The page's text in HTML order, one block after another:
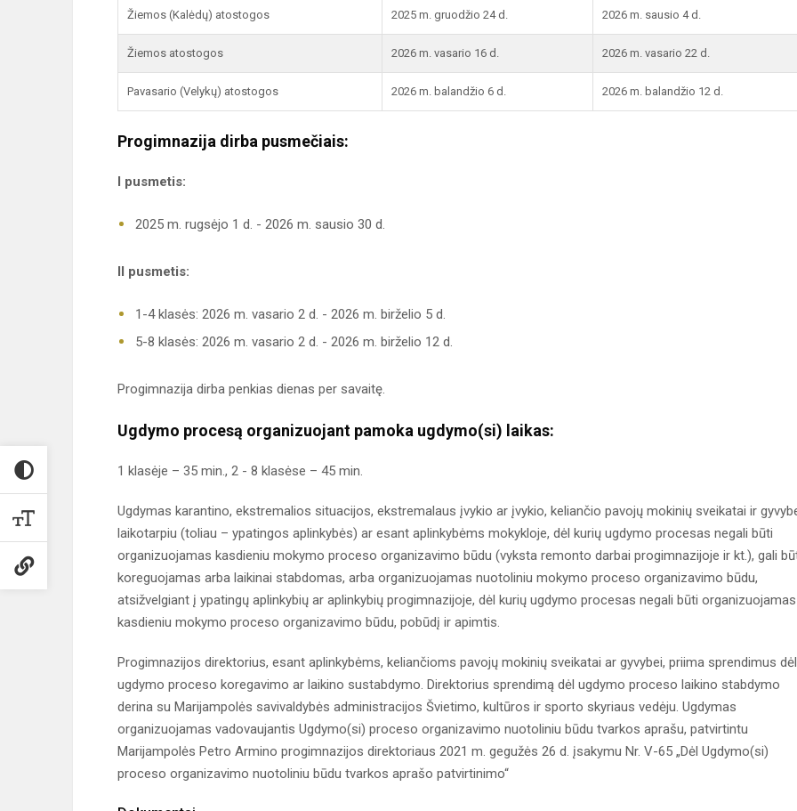
Žiemos (Kalėdų) atostogos 2025 m. gruodžio 24 d. 2026 m. sausio 4 d.
Žiemos atostogos 2026 m. vasario 16 d. 2026 m. vasario 22 d.
Pavasario (Velykų) atostogos 2026 m. balandžio 6 d. 2026 m. balandžio 12 d.
Progimnazija dirba pusmečiais:
I pusmetis:
2025 m. rugsėjo 1 d. - 2026 m. sausio 30 d.
II pusmetis:
1-4 klasės: 2026 m. vasario 2 d. - 2026 m. birželio 5 d.
5-8 klasės: 2026 m. vasario 2 d. - 2026 m. birželio 12 d.
Progimnazija dirba penkias dienas per savaitę.
Ugdymo procesą organizuojant pamoka ugdymo(si) laikas:
1 klasėje – 35 min., 2 - 8 klasėse – 45 min.
Ugdymas karantino, ekstremalios situacijos, ekstremalaus įvykio ar įvykio, keliančio pavojų mokinių sveikatai ir
laikotarpiu (toliau – ypatingos aplinkybės) ar esant aplinkybėms mokykloje, dėl kurių ugdymo procesas negali būti
organizuojamas kasdieniu mokymo proceso organizavimo būdu (vyksta remonto darbai progimnazijoje ir kt.), gali
koreguojamas arba laikinai stabdomas, arba organizuojamas nuotoliniu mokymo proceso organizavimo būdu,
atsižvelgiant į ypatingų aplinkybių ar aplinkybių progimnazijoje, dėl kurių ugdymo procesas negali būti organizuojamas
kasdieniu mokymo proceso organizavimo būdu, pobūdį ir apimtis.
Progimnazijos direktorius, esant aplinkybėms, keliančioms pavojų mokinių sveikatai ar gyvybei, priima sprendimus dėl
ugdymo proceso koregavimo ar laikino sustabdymo. Direktorius sprendimą dėl ugdymo proceso laikino stabdymo
derina su Marijampolės savivaldybės administracijos Švietimo, kultūros ir sporto skyriaus vedėju. Ugdymas
organizuojamas vadovaujantis Ugdymo(si) proceso organizavimo nuotoliniu būdu tvarkos aprašu, patvirtintu
Marijampolės Petro Armino progimnazijos direktoriaus 2021 m. gegužės 26 d. įsakymu Nr. V-65 „Dėl Ugdymo(si)
proceso organizavimo nuotoliniu būdu tvarkos aprašo patvirtinimo“